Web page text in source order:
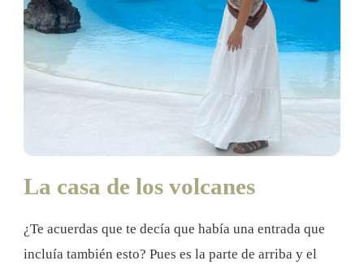
La casa de los volcanes
¿Te acuerdas que te decía que había una entrada que
incluía también esto? Pues es la parte de arriba y el